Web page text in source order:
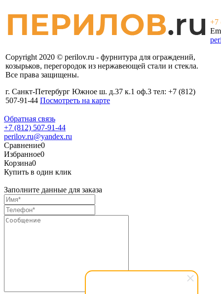
Copyright 2020 © perilov.ru - фурнитура для ограждений,
козырьков, перегородок из нержавеющей стали и стекла.
Все права защищены.
г. Санкт-Петербург Южное ш. д.37 к.1 оф.3 тел: +7 (812)
507-91-44 Посмотреть на карте
+7
Обратная связь
+7 (812) 507-91-44
perilov.ru@yandex.ru
Сравнение0
Избранное0
Корзина0
Купить в один клик
Заполните данные для заказа